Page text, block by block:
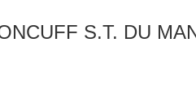
S.T. DU